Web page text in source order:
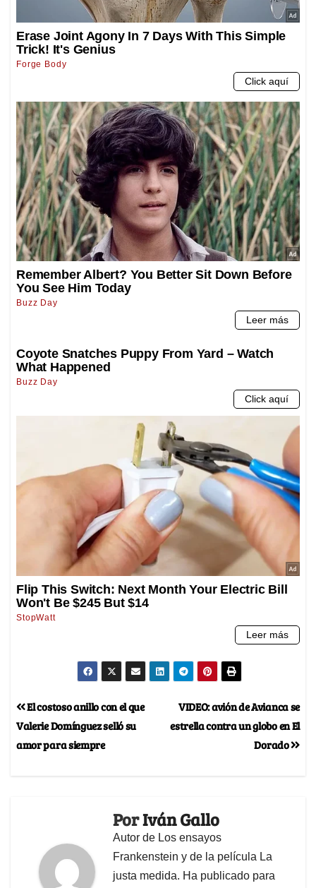
VIDEO: avión de Avianca se
estrella contra un globo en El
Dorado
El costoso anillo con el que
Valerie Domínguez selló su
amor para siempre
PorIván Gallo
Autor de Los ensayos
Frankenstein y de la película La
justa medida. Ha publicado para